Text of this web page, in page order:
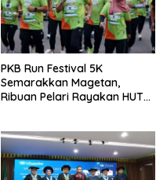
PKB Run Festival 5K
Semarakkan Magetan,
Ribuan Pelari Rayakan HUT